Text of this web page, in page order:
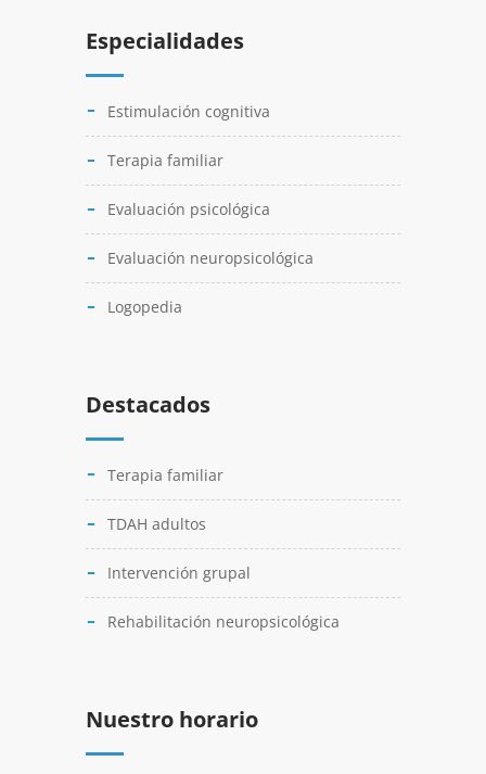
Especialidades
Estimulación cognitiva
Terapia familiar
Evaluación psicológica
Evaluación neuropsicológica
Logopedia
Destacados
Terapia familiar
TDAH adultos
Intervención grupal
Rehabilitación neuropsicológica
Nuestro horario